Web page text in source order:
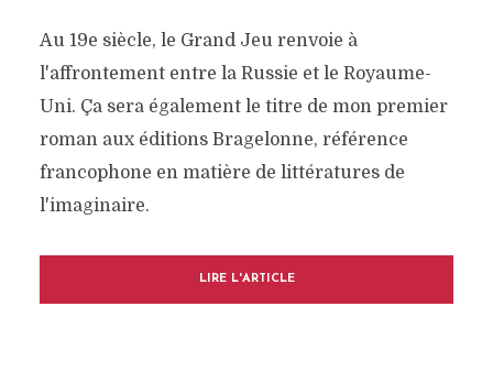
Au 19e siècle, le Grand Jeu renvoie à
l'affrontement entre la Russie et le Royaume-
Uni. Ça sera également le titre de mon premier
roman aux éditions Bragelonne, référence
francophone en matière de littératures de
l'imaginaire.
LIRE L'ARTICLE